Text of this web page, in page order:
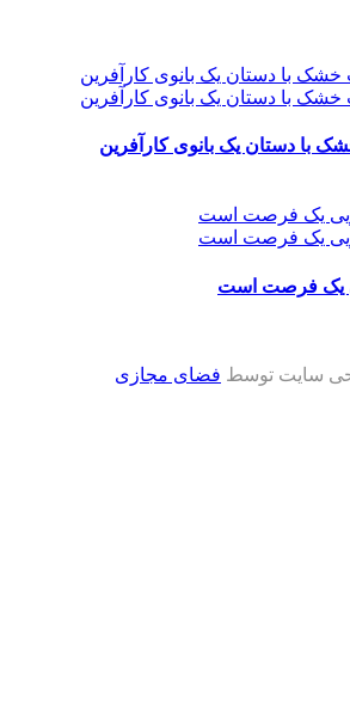
دستان یک بانوی کارآفرین
فرصت است
سایت توسطفضای مجازی